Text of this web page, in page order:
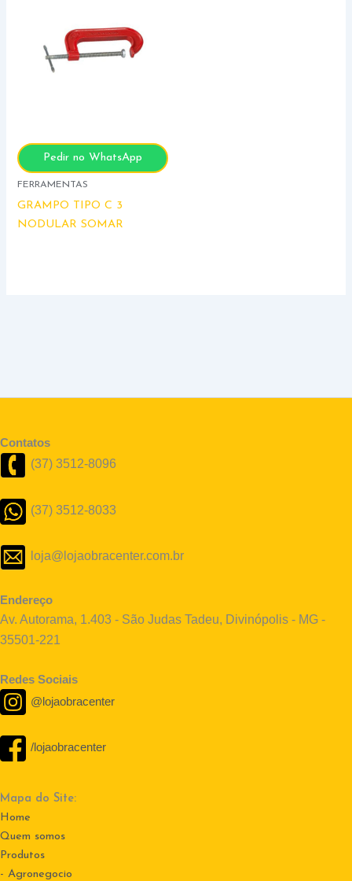
Pedir no WhatsApp
FERRAMENTAS
GRAMPO TIPO C 3
NODULAR SOMAR
Contatos
(37) 3512-8096
(37) 3512-8033
loja@lojaobracenter.com.br
Endereço
Av. Autorama, 1.403 - São Judas Tadeu, Divinópolis - MG -
35501-221
Redes Sociais
@lojaobracenter
/lojaobracenter
Mapa do Site:
Home
Quem somos
Produtos
- Agronegocio